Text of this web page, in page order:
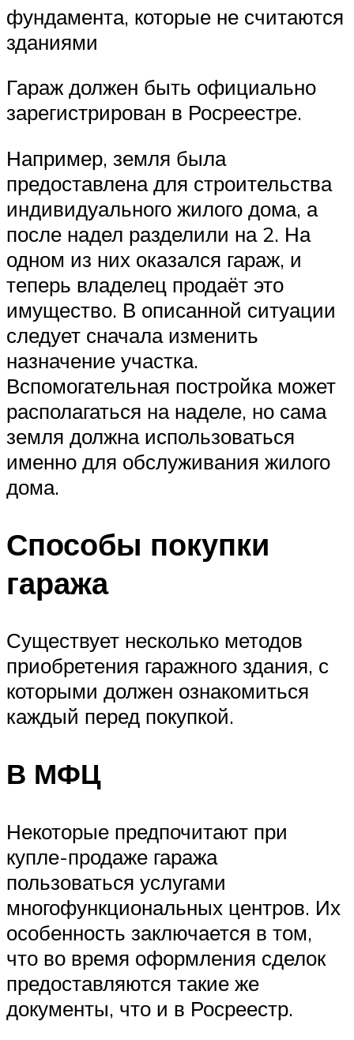
фундамента, которые не считаются
зданиями
Гараж должен быть официально
зарегистрирован в Росреестре.
Например, земля была
предоставлена для строительства
индивидуального жилого дома, а
после надел разделили на 2. На
одном из них оказался гараж, и
теперь владелец продаёт это
имущество. В описанной ситуации
следует сначала изменить
назначение участка.
Вспомогательная постройка может
располагаться на наделе, но сама
земля должна использоваться
именно для обслуживания жилого
дома.
Способы покупки
гаража
Существует несколько методов
приобретения гаражного здания, с
которыми должен ознакомиться
каждый перед покупкой.
В МФЦ
Некоторые предпочитают при
купле-продаже гаража
пользоваться услугами
многофункциональных центров. Их
особенность заключается в том,
что во время оформления сделок
предоставляются такие же
документы, что и в Росреестр.